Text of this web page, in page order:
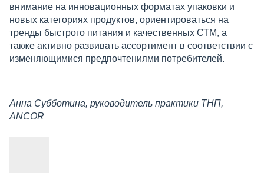
внимание на инновационных форматах упаковки и
новых категориях продуктов, ориентироваться на
тренды быстрого питания и качественных СТМ, а
также активно развивать ассортимент в соответствии с
изменяющимися предпочтениями потребителей.
Анна Субботина, руководитель практики ТНП,
ANCOR